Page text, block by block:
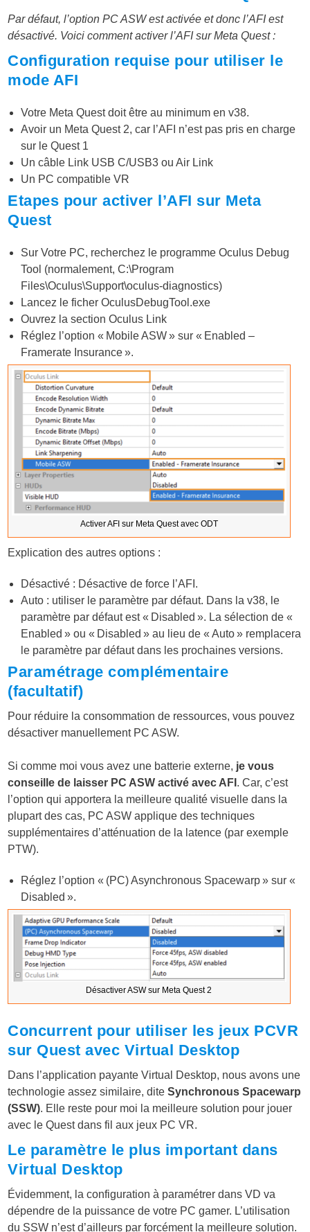
Par défaut, l’option PC ASW est activée et donc l’AFI est
désactivé. Voici comment activer l’AFI sur Meta Quest :
Configuration requise pour utiliser le
mode AFI
Votre Meta Quest doit être au minimum en v38.
Avoir un Meta Quest 2, car l’AFI n’est pas pris en charge
sur le Quest 1
Un câble Link USB C/USB3 ou Air Link
Un PC compatible VR
Etapes pour activer l’AFI sur Meta
Quest
Sur Votre PC, recherchez le programme Oculus Debug
Tool (normalement,C:\Program
Files\Oculus\Support\oculus-diagnostics)
Lancez le ficherOculusDebugTool.exe
Ouvrez la section Oculus Link
Réglez l’option « Mobile ASW » sur « Enabled –
Framerate Insurance ».
Activer AFI sur Meta Quest avec ODT
Explication des autres options :
Désactivé : Désactive de force l’AFI.
Auto : utiliser le paramètre par défaut. Dans la v38, le
paramètre par défaut est « Disabled ». La sélection de «
Enabled » ou « Disabled » au lieu de « Auto » remplacera
le paramètre par défaut dans les prochaines versions.
Paramétrage complémentaire
(facultatif)
Pour réduire la consommation de ressources, vous pouvez
désactiver manuellement PC ASW.
Si comme moi vous avez une batterie externe, je vous
conseille de laisser PC ASW activé avec AFI . Car, c’est
l’option qui apportera la meilleure qualité visuelle dans la
plupart des cas, PC ASW applique des techniques
supplémentaires d’atténuation de la latence (par exemple
PTW).
Réglez l’option « (PC) Asynchronous Spacewarp » sur «
Disabled ».
Désactiver ASW sur Meta Quest 2
Concurrent pour utiliser les jeux PCVR
sur Quest avec Virtual Desktop
Dans l’application payante Virtual Desktop, nous avons une
technologie assez similaire, diteSynchronous Spacewarp
(SSW). Elle reste pour moi la meilleure solution pour jouer
avec le Quest dans fil aux jeux PC VR.
Le paramètre le plus important dans
Virtual Desktop
Évidemment, la configuration à paramétrer dans VD va
dépendre de la puissance de votre PC gamer. L’utilisation
du SSW n’est d’ailleurs par forcément la meilleure solution.